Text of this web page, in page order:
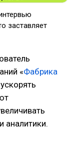
заставляет
«Фабрика
аналитики.